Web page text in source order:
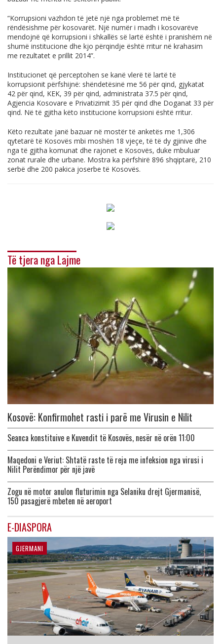
“Korrupsioni vazhdon të jetë një nga problemet më të
rëndësishme për kosovarët. Një numër i madh i kosovarëve
mendojnë që korrupsioni i shkallës së lartë është i pranishëm në
shumë institucione dhe kjo përqindje është rritur në krahasim
me rezultatet e prillit 2014”.
Institucionet që perceptohen se kanë vlerë të lartë të
korrupsionit përfshijnë: shëndetësinë me 56 për qind, gjykatat
42 për qind, KEK, 39 për qind, administrata 37.5 për qind,
Agjencia Kosovare e Privatizimit 35 për qind dhe Doganat 33 për
qind. Në të gjitha këto institucione korrupsioni është rritur.
Këto rezultate janë bazuar në mostër të anketës me 1,306
qytetarë të Kosovës mbi moshën 18 vjeçe, të të dy gjinive dhe
nga të gjitha komunat dhe rajonet e Kosovës, duke mbuluar
zonat rurale dhe urbane. Mostra ka përfshirë 896 shqiptarë, 210
serbë dhe 200 pakica joserbe të Kosovës.
Të tjera nga Lajme
Kosovë: Konfirmohet rasti i parë me Virusin e Nilit
Seanca konstituive e Kuvendit të Kosovës, nesër në orën 11:00
Maqedoni e Veriut: Shtatë raste të reja me infeksion nga virusi i
Nilit Perëndimor për një javë
Zogu në motor anulon fluturimin nga Selaniku drejt Gjermanisë,
150 pasagjerë mbeten në aeroport
E-DIASPORA
GJERMANI